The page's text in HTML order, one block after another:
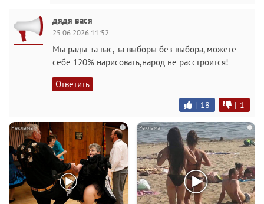
дядя вася
25.06.2026 11:52
Мы рады за вас, за выборы без выбора, можете
себе 120% нарисовать,народ не расстроится!
Ответить
| 18 | 1
i i